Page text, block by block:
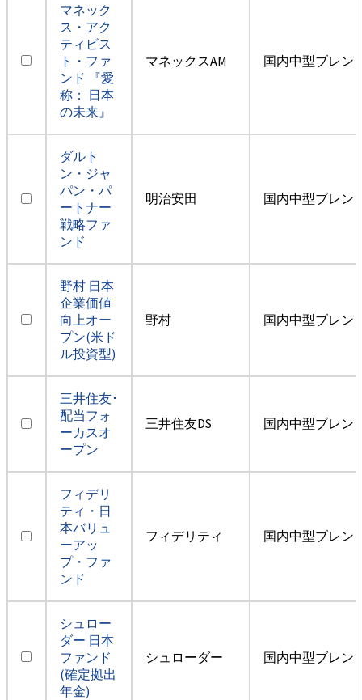
マネック
ス・アク
ティビス
ト・ファ
ンド 『愛
称： 日本
の未来』
マネックスAM 国内中型ブレン
ダルト
ン・ジャ
パン・パ
ートナー
戦略ファ
ンド
明治安田 国内中型ブレン
野村 日本
企業価値
向上オー
プン(米ド
ル投資型)
野村 国内中型ブレン
三井住友･
配当フォ
ーカスオ
ープン
三井住友DS 国内中型ブレン
フィデリ
ティ・日
本バリュ
ーアッ
プ・ファ
ンド
フィデリティ 国内中型ブレン
シュロー
ダー 日本
ファンド
(確定拠出
年金)
シュローダー 国内中型ブレン